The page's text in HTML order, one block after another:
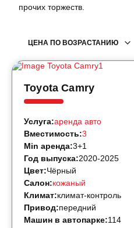
прочих торжеств.
ЦЕНА ПО ВОЗРАСТАНИЮ
Toyota Camry
Услуга:аренда авто
Вместимость:3
Min аренда:3+1
Год выпуска:2020-2025
Цвет:Чёрный
Салон:кожаный
Климат:климат-контроль
Привод:передний
Машин в автопарке:114